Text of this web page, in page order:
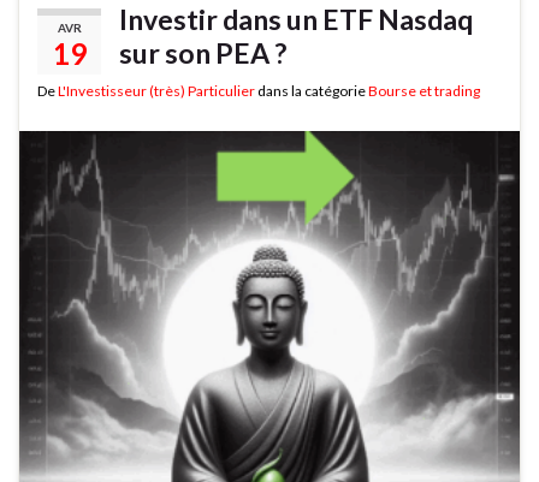
AVR
19
Investir dans un ETF Nasdaq
sur son PEA ?
DeL'Investisseur (très) Particulier dans la catégorieBourse et trading